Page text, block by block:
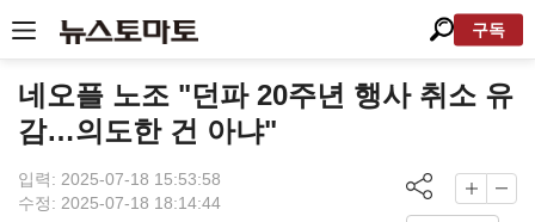
구독
네오플 노조 "던파 20주년 행사 취소 유
감…의도한 건 아냐"
입력: 2025-07-18 15:53:58
수정: 2025-07-18 18:14:44